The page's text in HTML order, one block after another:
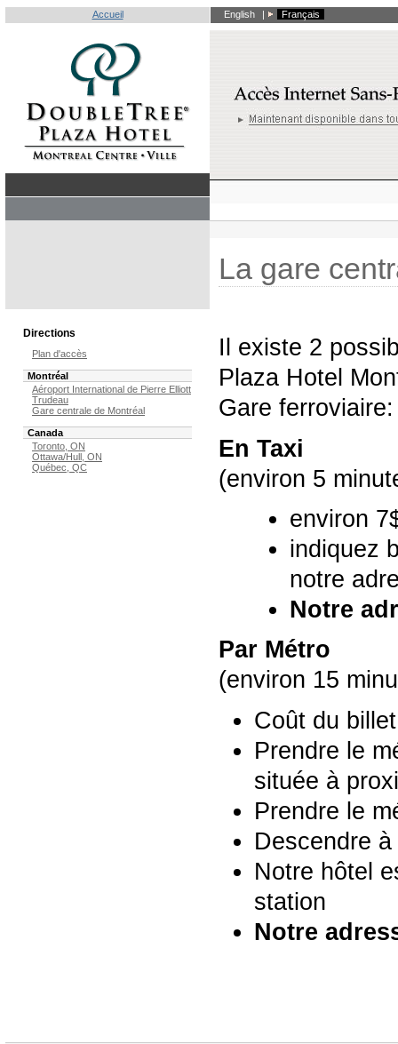
Accueil English | Français
Directions
Plan d'accès
Montréal
Aéroport International de Pierre Elliott
Trudeau
Gare centrale de Montréal
Canada
Toronto, ON
Ottawa/Hull, ON
Québec, QC
La gare
Il existe 2
Plaza Hotel
Gare ferroviaire:
En Taxi
(environ 5
environ
indiquez
notre
Notre
Par Métro
(environ 15
Coût du
Prendre le
située à
Prendre le
Descendre
Notre hôtel
station
Notre